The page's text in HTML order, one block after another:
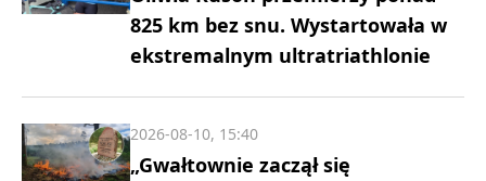
825 km bez snu. Wystartowała w
ekstremalnym ultratriathlonie
„Gwałtownie zaczął się
2026-08-10, 15:40